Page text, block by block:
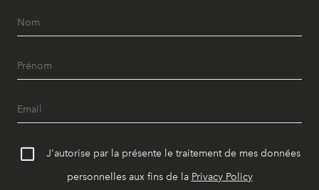
J'autorise par la présente le traitement de mes données
personnelles aux fins de la Privacy Policy